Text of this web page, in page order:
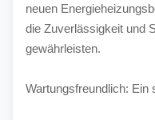
neuen
die Zuverlässigkeit und
gewährleisten.
Wartungsfreundlich: Ein